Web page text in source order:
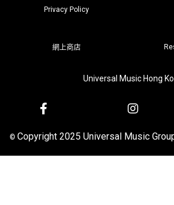
Privacy Policy
網上商店
Universal Music Hong
© Copyright 2025 Universal Music